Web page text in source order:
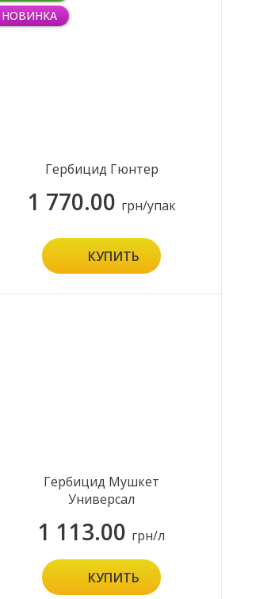
НОВИНКА
Гербицид Гюнтер
1 770.00 грн/упак
КУПИТЬ
Гербицид Мушкет
Универсал
1 113.00 грн/л
КУПИТЬ